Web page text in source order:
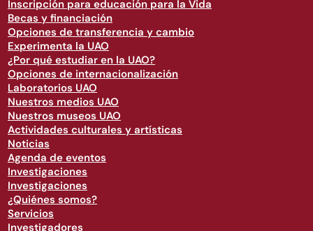
Inscripción para educación para la Vida
Becas y financiación
Opciones de transferencia y cambio
Experimenta la UAO
¿Por qué estudiar en la UAO?
Opciones de internacionalización
Laboratorios UAO
Nuestros medios UAO
Nuestros museos UAO
Actividades culturales y artísticas
Noticias
Agenda de eventos
Investigaciones
Investigaciones
¿Quiénes somos?
Servicios
Investigadores